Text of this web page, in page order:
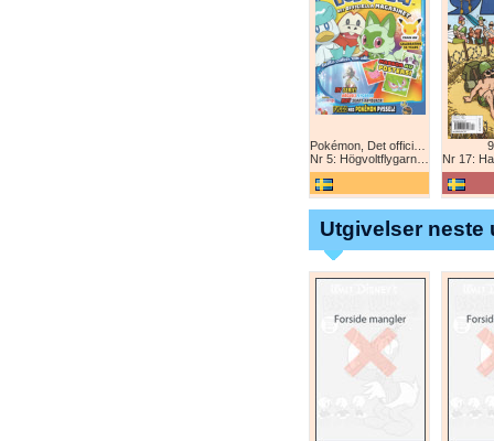
Nr 5: Högvoltflygarna mot Svart Rayquaza!
Nr 17: Harald
Utgivelser neste